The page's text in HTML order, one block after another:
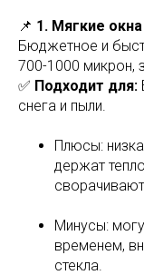
📌 1. Мягкие
Бюджетное и
700-1000 микрон,
✅ Подходит для:
снега и пыли.
Плюсы:
держат
Минусы:
временем,
стекла.